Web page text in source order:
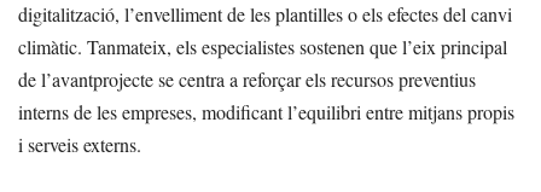
digitalització, l’envelliment de les plantilles o els efectes del canvi
climàtic. Tanmateix, els especialistes sostenen que l’eix principal
de l’avantprojecte se centra a reforçar els recursos preventius
interns de les empreses, modificant l’equilibri entre mitjans propis
i serveis externs.